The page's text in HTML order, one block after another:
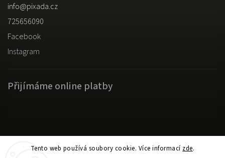
Tento web používá soubory cookie. Více informací zde.
info@pixada.cz
725656090
Facebook
Instagram
Přijímáme online platby
Copyright 2026pixada.cz. Všechna práva vyhrazena.